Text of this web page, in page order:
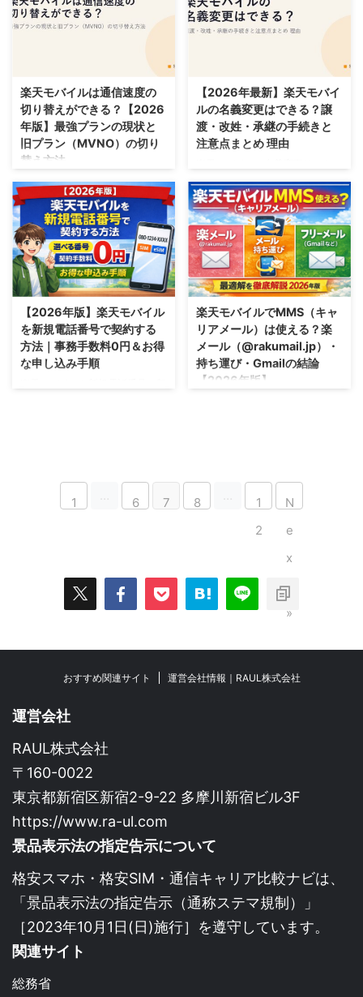
ミングの仕様を公式情報をもとに
解説します。
時点のものです。最新の料金・キ
ャンペーン内容は各事業者の公式
でも本人名義で申し込み可能（保
護者の同意書・本人確認などが必
要） 18歳・19歳は成人扱いのた
め、原則として本人だけで申し込
みできます 18歳未満はフィルタ
の契約が原則必須 最強こども割
（12歳まで）／最強青春割
（13〜22歳）で月額が割引され
ます ▶あわせて読み ...
楽天モバイルは通信速度の
切り替えができる？【2026
年版】最強プランの現状と
旧プラン（MVNO）の切り
替え方法
楽天モバイルは通信速度の切り替
えができる？最強プランの現状と
旧プラン（MVNO）の切り替えを
解説。Rakuten最強プランは「国
内の速度切り替え」非対応など、
手順・注意点を詳しく説明しま
す。【2026年版】
【2026年最新】楽天モバイ
ルの名義変更はできる？譲
渡・改姓・承継の手続きと
注意点まとめ 理由
る？譲渡・改姓・承継の手続きと
注意点まとめ 理由を解説。楽天
モバイルの名義変更は3種類｜ま
ずは自分のケースを確認など、手
順・注意点を詳しく説明します。
【2026年最新】
2026/8/4
【2026年版】楽天モバイル
を新規電話番号で契約する
方法｜事務手数料0円＆お得
な申し込み手順
2026/8/4
楽天モバイルでMMS（キャ
リアメール）は使える？楽
メール（@rakumail.jp）・
持ち運び・Gmailの結論
【2026年版】
Gmailの使い分け・楽メールの設
定手順を解説します。
1 6 7 8
1
2
N
e
x
t
»
おすすめ関連サイト 運営会社情報｜RAUL株式会社
運営会社
RAUL株式会社
〒160-0022
東京都新宿区新宿2-9-22 多摩川新宿ビル3F
https://www.ra-ul.com
景品表示法の指定告示について
格安スマホ・格安SIM・通信キャリア比較ナビは、
「景品表示法の指定告示（通称ステマ規制）」
［2023年10月1日(日)施行］を遵守しています。
関連サイト
総務省